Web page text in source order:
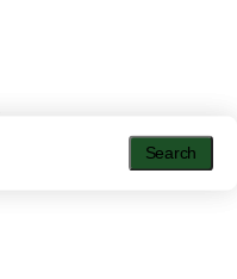
Search
Search